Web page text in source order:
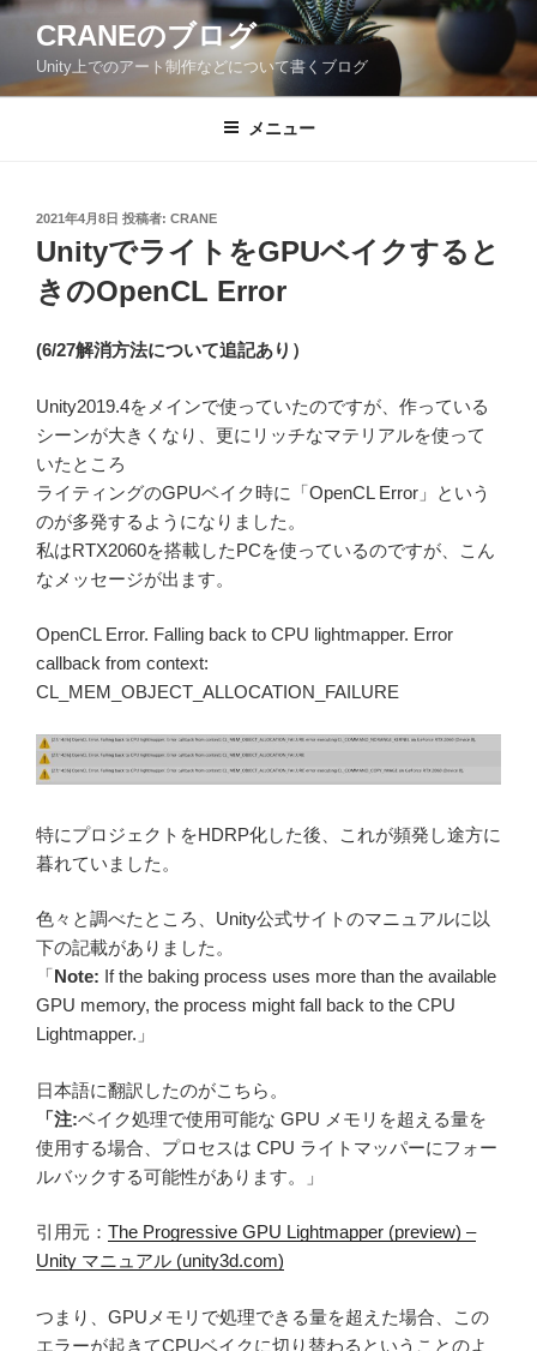
コ
ン
CRANEのブログ
Unity上でのアート制作などについて書くブログ
メニュー
投
稿
日:
2021年4月8日 投稿者: CRANE
UnityでライトをGPUベイクすると
きのOpenCL Error
(6/27解消方法について追記あり）
Unity2019.4をメインで使っていたのですが、作っている
シーンが大きくなり、更にリッチなマテリアルを使って
いたところ
ライティングのGPUベイク時に「OpenCL Error」という
のが多発するようになりました。
私はRTX2060を搭載したPCを使っているのですが、こん
なメッセージが出ます。
OpenCL Error. Falling back to CPU lightmapper. Error
callback from context:
CL_MEM_OBJECT_ALLOCATION_FAILURE
特にプロジェクトをHDRP化した後、これが頻発し途方に
暮れていました。
色々と調べたところ、Unity公式サイトのマニュアルに以
下の記載がありました。
「Note: If the baking process uses more than the available
GPU memory, the process might fall back to the CPU
Lightmapper.」
日本語に翻訳したのがこちら。
「注:ベイク処理で使用可能な GPU メモリを超える量を
使用する場合、プロセスは CPU ライトマッパーにフォー
ルバックする可能性があります。」
引用元： The Progressive GPU Lightmapper (preview) –
Unity マニュアル (unity3d.com)
つまり、GPUメモリで処理できる量を超えた場合、この
エラーが起きてCPUベイクに切り替わるということのよ